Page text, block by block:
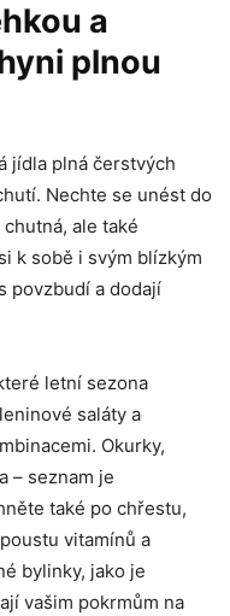
a
plnou
jídla ⁣plná čerstvých
Nechte se unést do
ale také
k sobě⁣ i svým blízkým
povzbudí a dodají
letní sezona​
saláty a
‌Okurky,
– seznam ⁤je
také po​ chřestu,
vitamínů a
bylinky, jako je
vašim pokrmům⁢ na